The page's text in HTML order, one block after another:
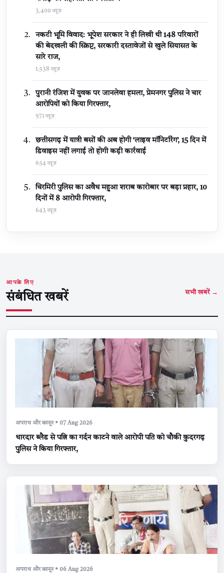
3,400 व्यूज़
नकटी भूमि विवाद: भूपेश सरकार ने ही लिखी थी 148 परिवारों
की बेदखली की स्क्रिप्ट, सरकारी दस्तावेजों से खुले सियासत के
सारे राज,
1,538 व्यूज़
पुरानी रंजिश में युवक पर जानलेवा हमला, प्रेमनगर पुलिस ने चार
आरोपियों को किया गिरफ्तार,
971 व्यूज़
छत्तीसगढ़ में यात्री बसों की अब होगी ‘लाइव मॉनिटरिंग’, 15 दिन में
डिवाइस नहीं लगाई तो होगी कड़ी कार्रवाई
654 व्यूज़
चिरमिरी पुलिस का अवैध महुआ शराब कारोबार पर बड़ा प्रहार, 10
दिनों में 8 आरोपी गिरफ्तार,
643 व्यूज़
आपके लिए
संबंधित खबरें सभी खबरें →
अपराध और कानून • 07 Aug 2026
धारदार ब्लैड से पत्नि का गर्दन काटने वाले आरोपी पति को चौकी कुदरगढ़
पुलिस ने किया गिरफ्तार,
अपराध और कानून • 06 Aug 2026